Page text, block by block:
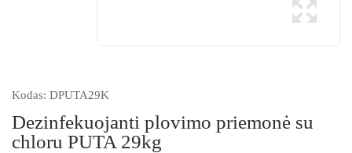
Kodas: DPUTA29K
Dezinfekuojanti plovimo priemonė su
chloru PUTA 29kg